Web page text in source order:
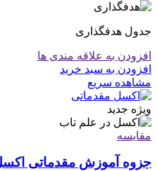
جدول هدفگذاری
افزودن به علاقه مندی ها
افزودن به سبد خرید
مشاهده سریع
ویژه جدید
مقایسه
جزوه آموزش مقدماتی